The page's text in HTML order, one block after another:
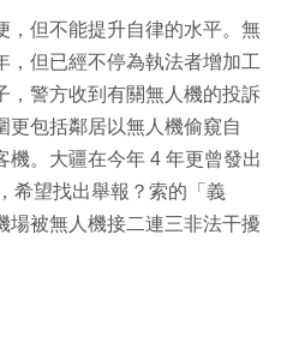
，但不能提升自律的水平。無
，但已經不停為執法者增加工
，警方收到有關無人機的投訴
更包括鄰居以無人機偷窺自
機。大疆在今年 4 年更曾發出
希望找出舉報？索的「義
場被無人機接二連三非法干擾